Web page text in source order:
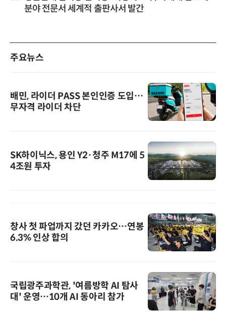
분야 전문서 세계적 출판사서 발간
주요뉴스
배민, 라이더 PASS 본인인증 도입…
무자격 라이더 차단
SK하이닉스, 용인 Y2·청주 M17에 5
4조원 투자
창사 첫 파업까지 갔던 카카오…연봉
6.3% 인상 합의
국립광주과학관, '여름방학 AI 탐사
대' 운영…10개 AI 동아리 참가